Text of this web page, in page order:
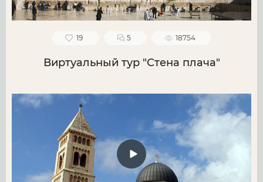
19 5 18754
Виртуальный тур "Стена плача"